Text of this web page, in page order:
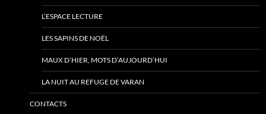
L’ESPACE LECTURE
LES SAPINS DE NOËL
MAUX D’HIER, MOTS D’AUJOURD’HUI
LA NUIT AU REFUGE DE VARAN
CONTACTS